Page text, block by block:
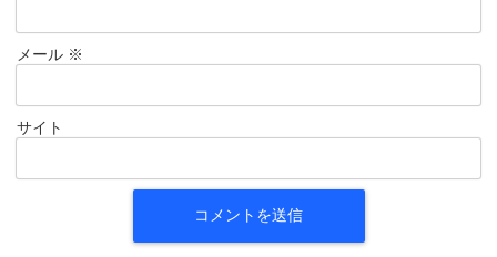
メール ※
サイト